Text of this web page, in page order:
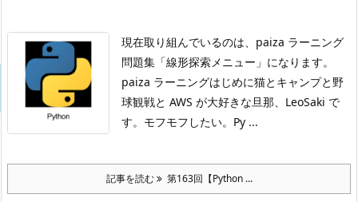
現在取り組んでいるのは、paiza ラーニング
問題集「線形探索メニュー」になります。
paiza ラーニングはじめに猫とキャンプと野
球観戦と AWS が大好きな旦那、LeoSaki で
す。モフモフしたい。 Py ...
記事を読む 第163回【Python ...